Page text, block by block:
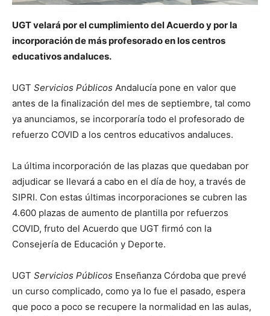
UGT velará por el cumplimiento del Acuerdo y por la
incorporación de más profesorado en los centros
educativos andaluces.
UGT Servicios Públicos Andalucía pone en valor que
antes de la finalización del mes de septiembre, tal como
ya anunciamos, se incorporaría todo el profesorado de
refuerzo COVID a los centros educativos andaluces.
La última incorporación de las plazas que quedaban por
adjudicar se llevará a cabo en el día de hoy, a través de
SIPRI. Con estas últimas incorporaciones se cubren las
4.600 plazas de aumento de plantilla por refuerzos
COVID, fruto del Acuerdo que UGT firmó con la
Consejería de Educación y Deporte.
UGT Servicios Públicos Enseñanza Córdoba que prevé
un curso complicado, como ya lo fue el pasado, espera
que poco a poco se recupere la normalidad en las aulas,